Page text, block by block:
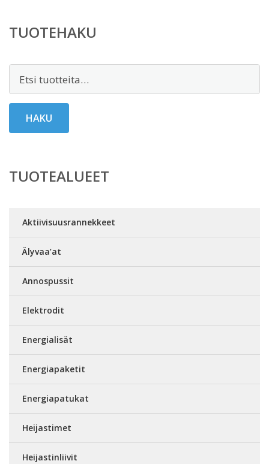
TUOTEHAKU
HAKU
TUOTEALUEET
Aktiivisuusrannekkeet
Älyvaa’at
Annospussit
Elektrodit
Energialisät
Energiapaketit
Energiapatukat
Heijastimet
Heijastinliivit